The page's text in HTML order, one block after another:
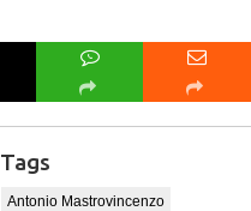
Tags
Antonio Mastrovincenzo